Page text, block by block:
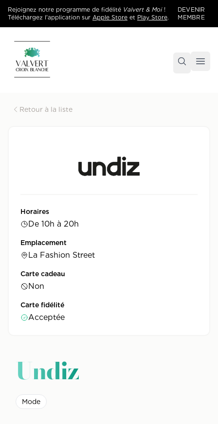
Rejoignez notre programme de fidélité Valvert & Moi!
Téléchargez l'application sur Apple Store et Play Store.
DEVENIR
MEMBRE
Accueil
Retour à la liste
Horaires
De 10h à 20h
Emplacement
La Fashion Street
Carte cadeau
Non
Carte fidélité
Acceptée
Undiz
Mode